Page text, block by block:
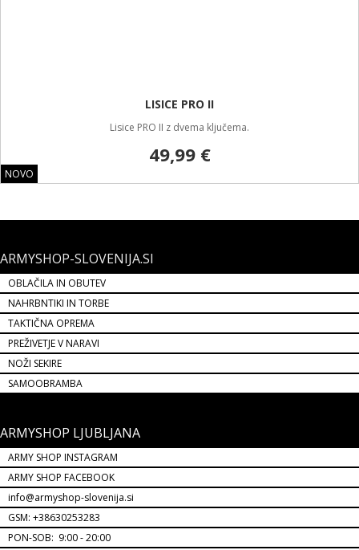
NOVO
LISICE PRO II
Lisice PRO II z dvema ključema.
49,99 €
ARMYSHOP-SLOVENIJA.SI
OBLAČILA IN OBUTEV
NAHRBNTIKI IN TORBE
TAKTIČNA OPREMA
PREŽIVETJE V NARAVI
NOŽI SEKIRE
SAMOOBRAMBA
ARMYSHOP LJUBLJANA
ARMY SHOP INSTAGRAM
ARMY SHOP FACEBOOK
info@armyshop-slovenija.si
GSM: +38630253283
PON-SOB: 9:00 - 20:00